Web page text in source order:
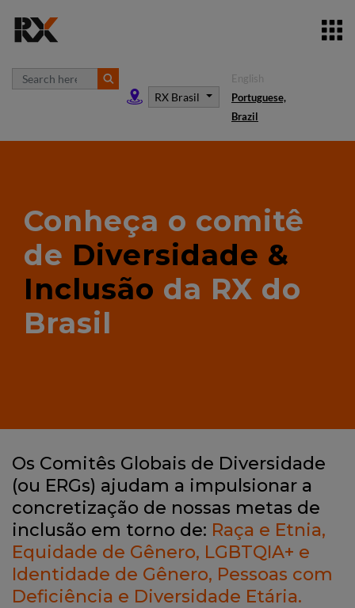
RX Brasil
English
Portuguese,
Brazil
Conheça o comitê
de Diversidade &
Inclusão da RX do
Brasil
Os Comitês Globais de Diversidade
(ou ERGs) ajudam a impulsionar a
concretização de nossas metas de
inclusão em torno de: Raça e Etnia,
Equidade de Gênero, LGBTQIA+ e
Identidade de Gênero, Pessoas com
Deficiência e Diversidade Etária.